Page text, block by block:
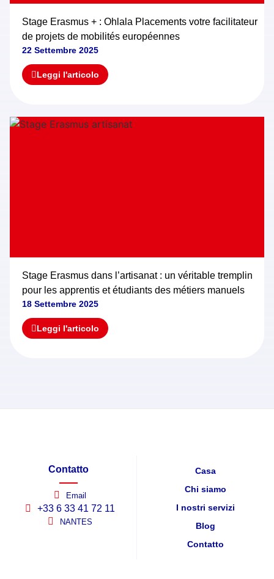
Stage Erasmus + : Ohlala Placements votre facilitateur
de projets de mobilités européennes
22 Settembre 2025
Leggi l'articolo
Stage Erasmus dans l’artisanat : un véritable tremplin
pour les apprentis et étudiants des métiers manuels
18 Settembre 2025
Leggi l'articolo
Contatto
Email
+33 6 33 41 72 11
NANTES
Casa
Chi siamo
I nostri servizi
Blog
Contatto